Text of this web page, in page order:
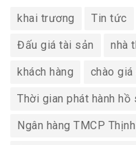
khai trương Tin tức
Đấu giá tài sản nhà
khách hàng chào giá
Thời gian phát hành hồ
Ngân hàng TMCP